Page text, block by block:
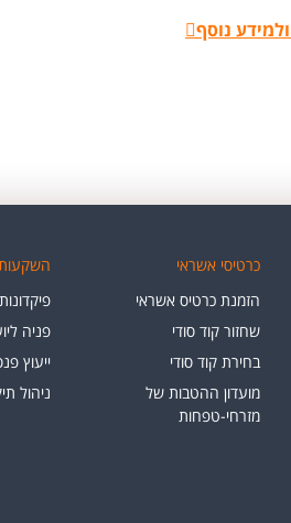
נוסף
כרטיסי אשראי
הזמנת כרטיס אשראי
שחזור קוד סודי
בחירת קוד סודי
מועדון ההטבות של
מזרחי-טפחות
השקעות
פניה
ייעוץ
ניהול